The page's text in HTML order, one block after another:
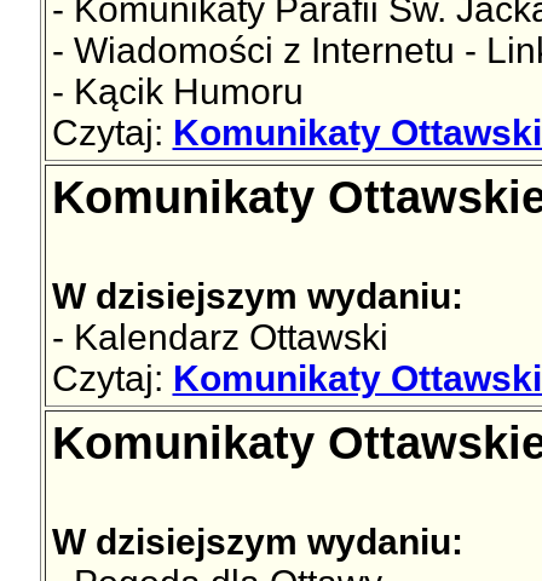
- Komunikaty Parafii Św.
- Wiadomości z Internetu -
- Kącik Humoru
Czytaj: Komunikaty
Komunikaty
W dzisiejszym wydaniu:
- Kalendarz Ottawski
Czytaj: Komunikaty
Komunikaty
W dzisiejszym wydaniu: